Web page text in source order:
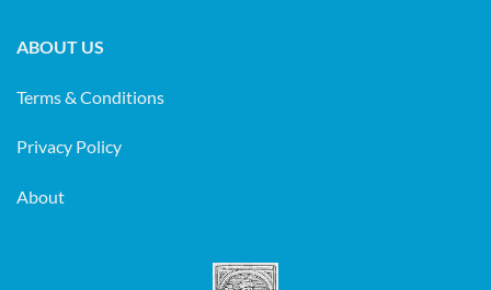
ABOUT US
Terms & Conditions
Privacy Policy
About